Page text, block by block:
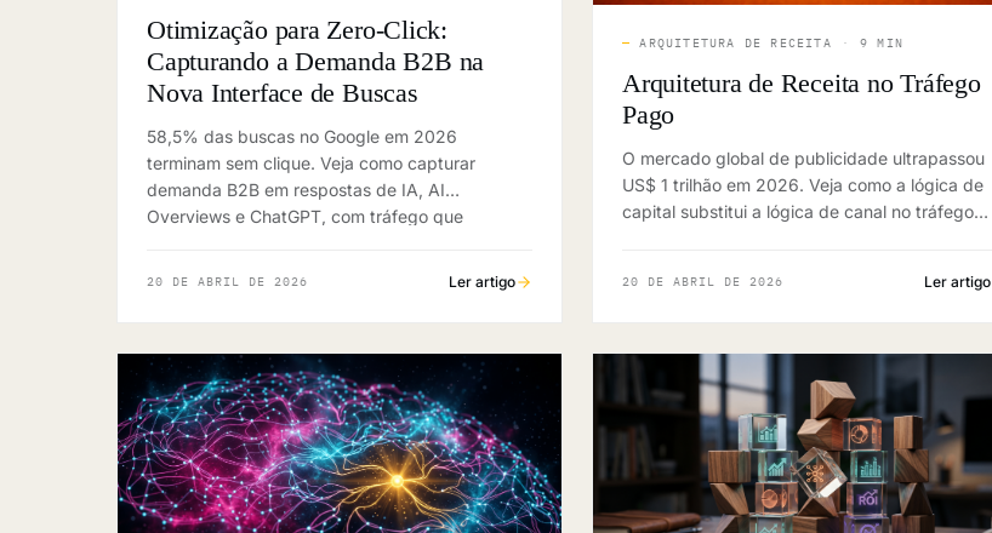
Otimização para Zero-Click:
Capturando a Demanda B2B na
Nova Interface de Buscas
58,5% das buscas no Google em 2026
terminam sem clique. Veja como capturar
demanda B2B em respostas de IA, AI
Overviews e ChatGPT, com tráfego que
20 DE ABRIL DE 2026 Ler artigo
—ARQUITETURA DE RECEITA · 9 MIN
Arquitetura de Receita no Tráfego
Pago
O mercado global de publicidade ultrapassou
US$ 1 trilhão em 2026. Veja como a lógica de
capital substitui a lógica de canal no tráfego
20 DE ABRIL DE 2026 Ler artigo